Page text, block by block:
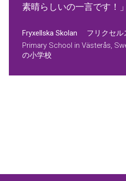
素晴らしいの一言です！」
Fryxellska Skolan フリクセ
Primary School in Västerås,
の小学校